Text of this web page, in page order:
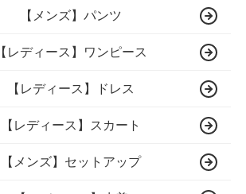
【メンズ】パンツ
【レディース】ワンピース
【レディース】ドレス
【レディース】スカート
【メンズ】セットアップ